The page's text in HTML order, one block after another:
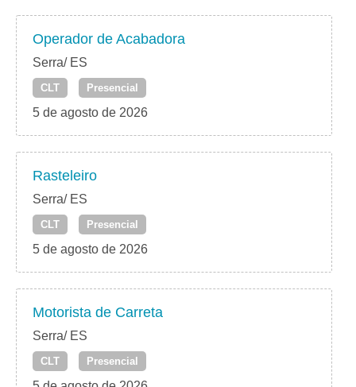
Operador de Acabadora
Serra/ ES
CLT Presencial
5 de agosto de 2026
Rasteleiro
Serra/ ES
CLT Presencial
5 de agosto de 2026
Motorista de Carreta
Serra/ ES
CLT Presencial